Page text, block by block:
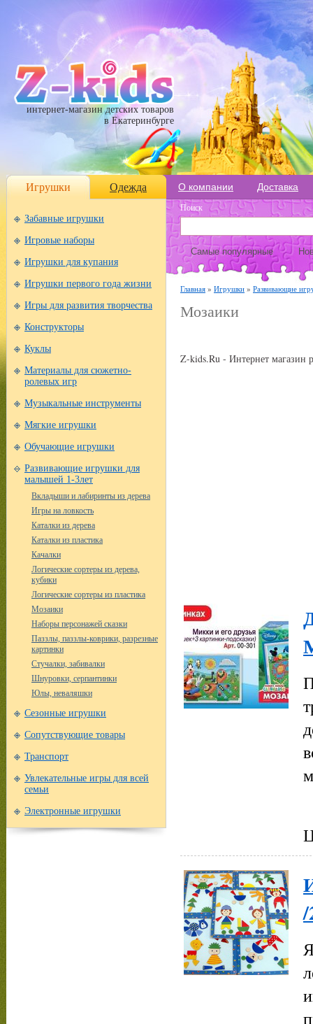
интернет-магазин детских товаров
в Екатеринбурге
Игрушки Одежда О компании Доставка
Забавные игрушки
Игровые наборы
Игрушки для купания
Игрушки первого года жизни
Игры для развития творчества
Конструкторы
Куклы
Материалы для сюжетно-
ролевых игр
Музыкальные инструменты
Мягкие игрушки
Обучающие игрушки
Развивающие игрушки для
малышей 1-3лет
Вкладыши и лабиринты из дерева
Игры на ловкость
Каталки из дерева
Каталки из пластика
Качалки
Логические сортеры из дерева,
кубики
Логические сортеры из пластика
Мозаики
Наборы персонажей сказки
Паззлы, паззлы-коврики, разрезные
картинки
Стучалки, забивалки
Шнуровки, серпантинки
Юлы, неваляшки
Сезонные игрушки
Сопутствующие товары
Транспорт
Увлекательные игры для всей
семьи
Электронные игрушки
Поиск
Самые популярные
Главная » Игрушки » Развивающие
Мозаики
Z-kids.Ru - Интернет магазин